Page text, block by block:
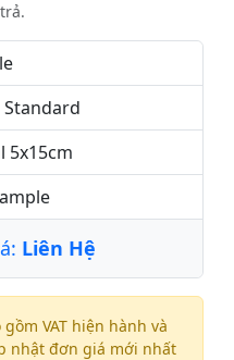
Standard
5x15cm
Liên Hệ
VAT hiện hành và
nhật đơn giá mới nhất